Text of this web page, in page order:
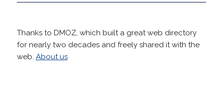
Thanks to DMOZ, which built a great web directory
for nearly two decades and freely shared it with the
web. About us